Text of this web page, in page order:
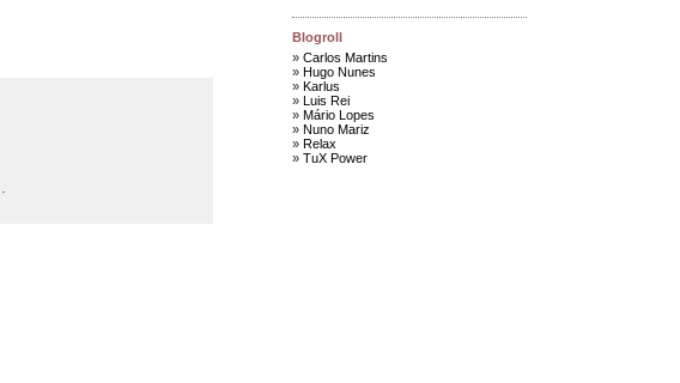
Blogroll
Carlos Martins
Hugo Nunes
Karlus
Luis Rei
Mário Lopes
Nuno Mariz
Relax
TuX Power